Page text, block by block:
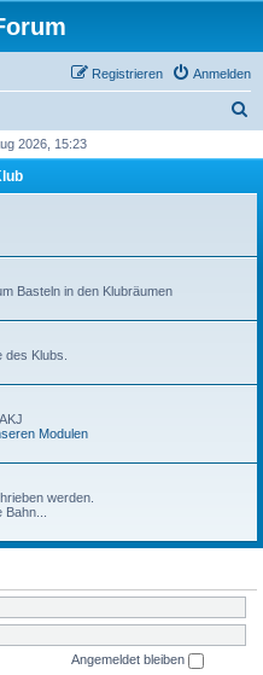
Anmelden
Registrieren
h
2026, 15:23
Basteln in den Klubräumen
Klubs.
Modulen
werden.
Angemeldet bleiben